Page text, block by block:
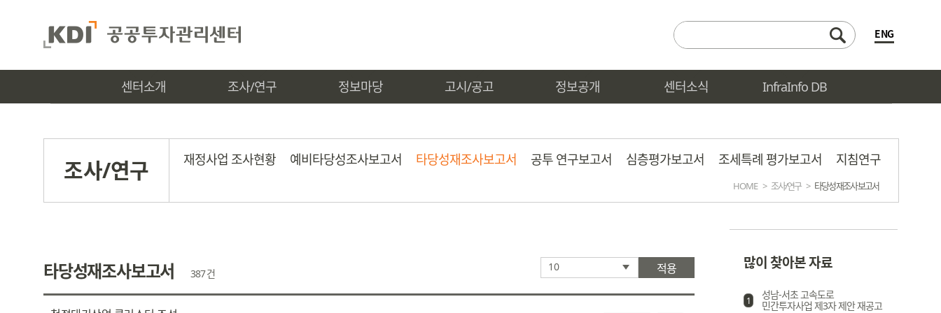
ENG
센터소개 조사/연구 정보마당 고시/공고 정보공개 센터소식 InfraInfo DB
조사/연구 재정사업 조사현황 예비타당성조사보고서 타당성재조사보고서 공투 연구보고서 심층평가보고서 조세특례 평가보고서 지침연구
HOME > 조사/연구 > 타당성 재조사 보고서
타당성재조사보고서 387 건
10 적용 많이 찾아본 자료
1
성남-서초 고속도로
민간투자사업 제3자 제안 재공고